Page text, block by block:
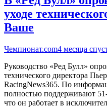
уходе
Ваше
Чемпионат.com4 месяца
Руководство «Ред Булл»
технического директора
RacingNews365. По
полностью поддерживают
что он работает в